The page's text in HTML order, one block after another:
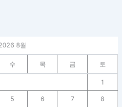
8월
수 목 금 토
1
5 6 7 8